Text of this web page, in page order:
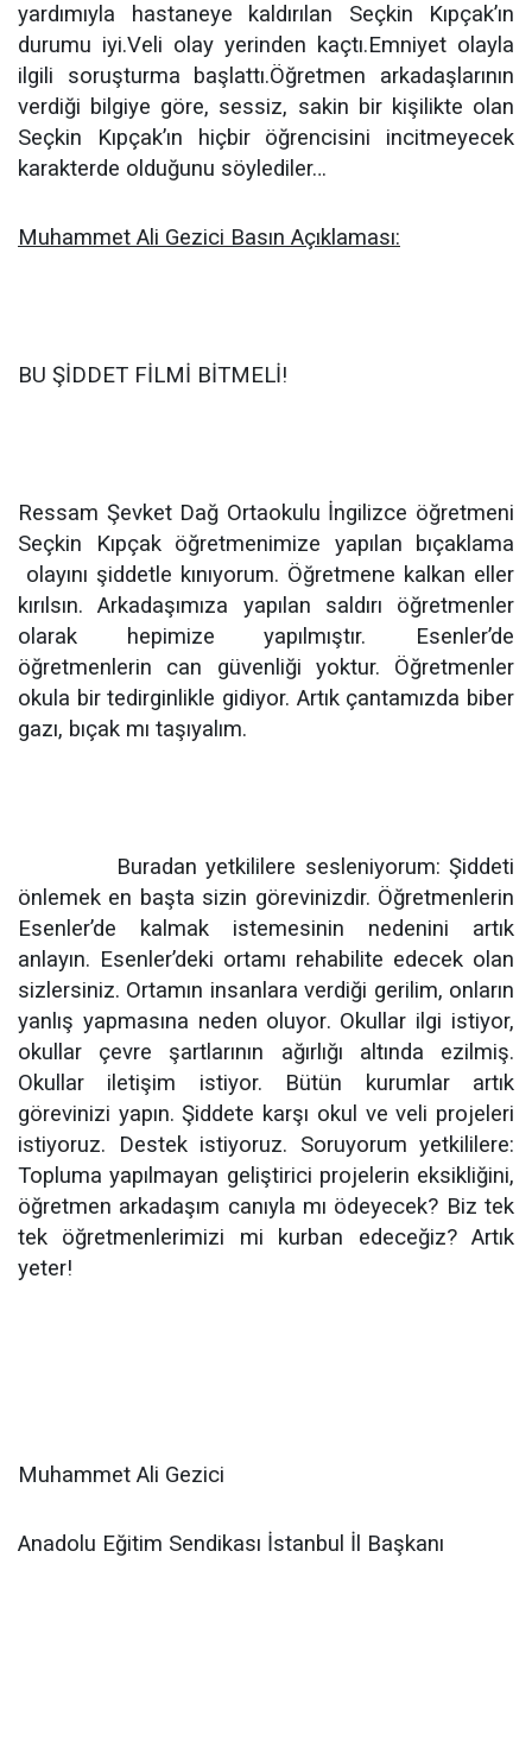
yardımıyla hastaneye kaldırılan Seçkin Kıpçak’ın
durumu iyi.Veli olay yerinden kaçtı.Emniyet olayla
ilgili soruşturma başlattı.Öğretmen arkadaşlarının
verdiği bilgiye göre, sessiz, sakin bir kişilikte olan
Seçkin Kıpçak’ın hiçbir öğrencisini incitmeyecek
karakterde olduğunu söylediler…
Muhammet Ali Gezici Basın Açıklaması:
BU ŞİDDET FİLMİ BİTMELİ!
Ressam Şevket Dağ Ortaokulu İngilizce öğretmeni
Seçkin Kıpçak öğretmenimize yapılan bıçaklama
olayını şiddetle kınıyorum. Öğretmene kalkan eller
kırılsın. Arkadaşımıza yapılan saldırı öğretmenler
olarak hepimize yapılmıştır. Esenler’de
öğretmenlerin can güvenliği yoktur. Öğretmenler
okula bir tedirginlikle gidiyor. Artık çantamızda biber
gazı, bıçak mı taşıyalım.
Buradan yetkililere sesleniyorum: Şiddeti
önlemek en başta sizin görevinizdir. Öğretmenlerin
Esenler’de kalmak istemesinin nedenini artık
anlayın. Esenler’deki ortamı rehabilite edecek olan
sizlersiniz. Ortamın insanlara verdiği gerilim, onların
yanlış yapmasına neden oluyor. Okullar ilgi istiyor,
okullar çevre şartlarının ağırlığı altında ezilmiş.
Okullar iletişim istiyor. Bütün kurumlar artık
görevinizi yapın. Şiddete karşı okul ve veli projeleri
istiyoruz. Destek istiyoruz. Soruyorum yetkililere:
Topluma yapılmayan geliştirici projelerin eksikliğini,
öğretmen arkadaşım canıyla mı ödeyecek? Biz tek
tek öğretmenlerimizi mi kurban edeceğiz? Artık
yeter!
Muhammet Ali Gezici
Anadolu Eğitim Sendikası İstanbul İl Başkanı